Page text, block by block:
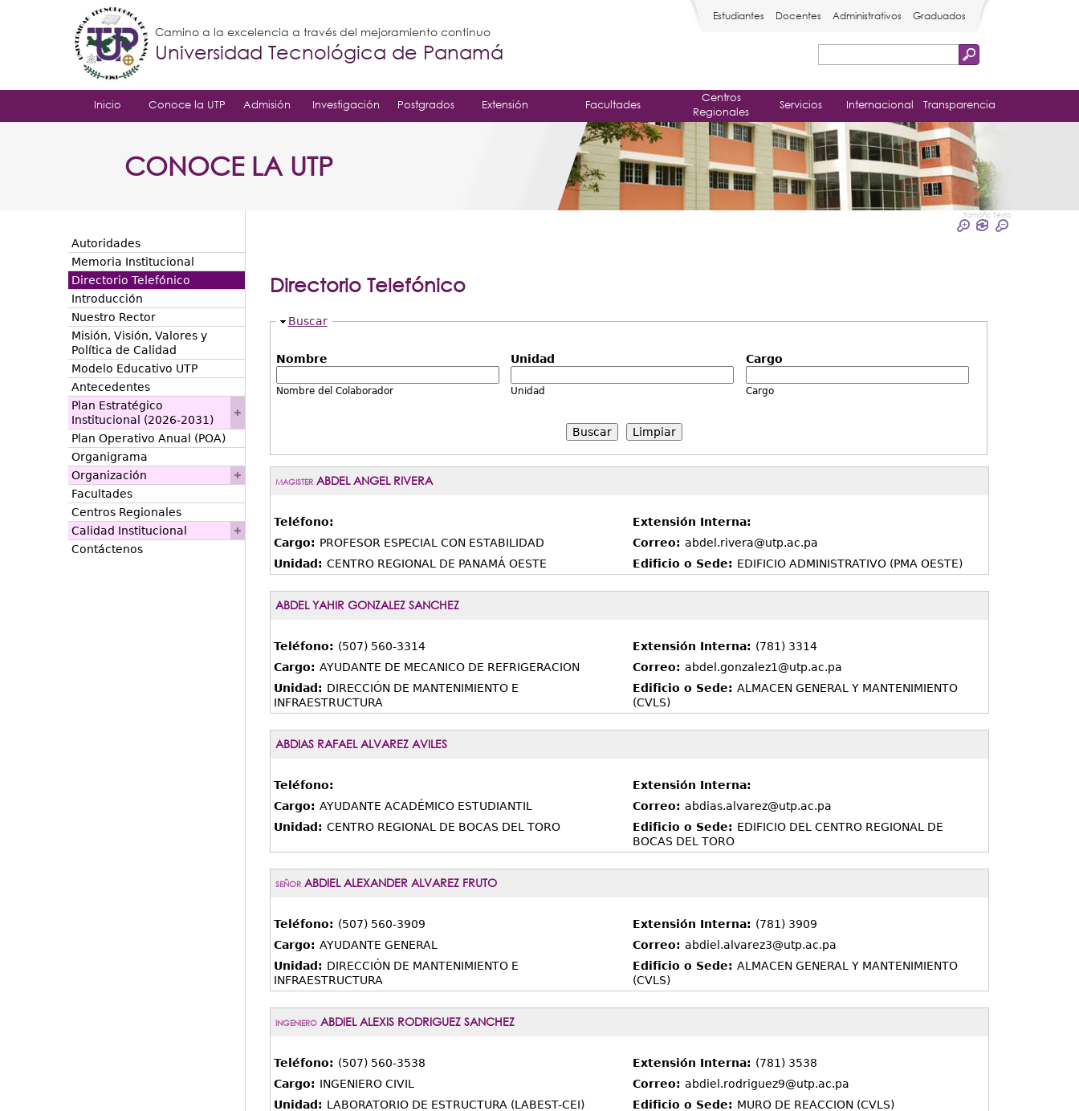
de
búsqueda
Estudiantes Docentes Administrativos Graduados
Camino a la excelencia a través del mejoramiento continuo
Universidad Tecnológica de Panamá
Inicio Conoce la UTP Admisión Investigación Postgrados Extensión Facultades
Centros
Regionales
Servicios Internacional Transparencia
CONOCE LA UTP
Tamaño Texto
Directorio Telefónico
Ocultar
Buscar
Nombre
Nombre del Colaborador
Unidad
Unidad
Cargo
Cargo
Limpiar
MAGISTERABDEL ANGEL RIVERA
Teléfono:
Extensión Interna:
Cargo: PROFESOR ESPECIAL CON ESTABILIDAD Correo: abdel.rivera@utp.ac.pa
Unidad: CENTRO REGIONAL DE PANAMÁ OESTE Edificio o Sede: EDIFICIO ADMINISTRATIVO (PMA OESTE)
ABDEL YAHIR GONZALEZ SANCHEZ
Teléfono: (507) 560-3314 Extensión Interna: (781) 3314
Cargo: AYUDANTE DE MECANICO DE REFRIGERACION Correo: abdel.gonzalez1@utp.ac.pa
Unidad: DIRECCIÓN DE MANTENIMIENTO E
INFRAESTRUCTURA
Edificio o Sede: ALMACEN GENERAL Y MANTENIMIENTO
(CVLS)
ABDIAS RAFAEL ALVAREZ AVILES
Teléfono:
Extensión Interna:
Cargo: AYUDANTE ACADÉMICO ESTUDIANTIL Correo: abdias.alvarez@utp.ac.pa
Unidad: CENTRO REGIONAL DE BOCAS DEL TORO Edificio o Sede: EDIFICIO DEL CENTRO REGIONAL DE
BOCAS DEL TORO
SEÑORABDIEL ALEXANDER ALVAREZ FRUTO
Teléfono: (507) 560-3909 Extensión Interna: (781) 3909
Cargo: AYUDANTE GENERAL Correo: abdiel.alvarez3@utp.ac.pa
Unidad: DIRECCIÓN DE MANTENIMIENTO E
INFRAESTRUCTURA
Edificio o Sede: ALMACEN GENERAL Y MANTENIMIENTO
(CVLS)
INGENIEROABDIEL ALEXIS RODRIGUEZ SANCHEZ
Teléfono: (507) 560-3538 Extensión Interna: (781) 3538
Cargo: INGENIERO CIVIL Correo: abdiel.rodriguez9@utp.ac.pa
Unidad: LABORATORIO DE ESTRUCTURA (LABEST-CEI) Edificio o Sede: MURO DE REACCION (CVLS)
Autoridades
Memoria Institucional
Directorio Telefónico
Introducción
Nuestro Rector
Misión, Visión, Valores y
Política de Calidad
Modelo Educativo UTP
Antecedentes
Plan Estratégico
Institucional (2026-2031)
Plan Operativo Anual (POA)
Organigrama
Organización
Facultades
Centros Regionales
Calidad Institucional
Contáctenos